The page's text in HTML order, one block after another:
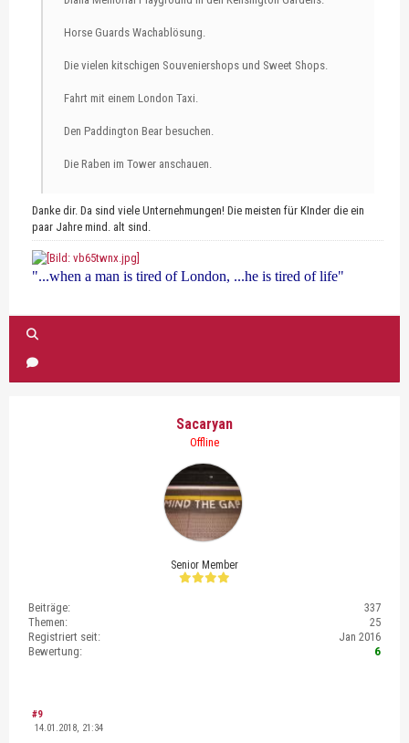
Horse Guards Wachablösung.
Die vielen kitschigen Souveniershops und Sweet Shops.
Fahrt mit einem London Taxi.
Den Paddington Bear besuchen.
Die Raben im Tower anschauen.
Danke dir. Da sind viele Unternehmungen! Die meisten für KInder die ein
paar Jahre mind. alt sind.
"...when a man is tired of London, ...he is tired of life"
Sacaryan
Offline
Senior Member
Beiträge:
337
Themen:
25
Registriert seit:
Jan 2016
Bewertung:
6
#9
14.01.2018, 21:34